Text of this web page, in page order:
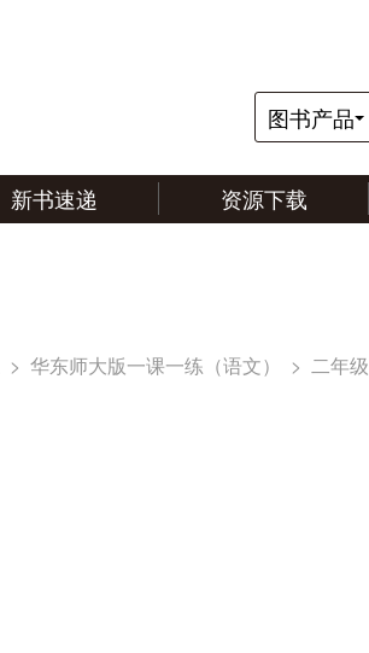
图书产品
新书速递 资源下载
> 华东师大版一课一练（语文） > 二年级